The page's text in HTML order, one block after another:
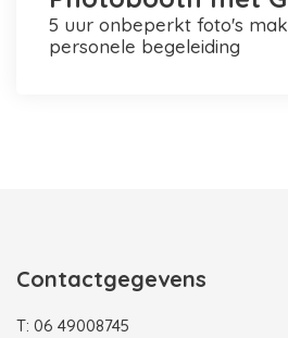
5 uur onbeperkt foto's maken en printen +
personele begeleiding
Contactgegevens
T: 06 49008745